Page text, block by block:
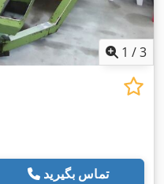
1 /3
تماس بگیرید